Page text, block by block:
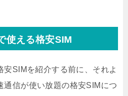
使える格安SIM
安SIMを紹介する前に、それよ
通信が使い放題の格安SIMにつ